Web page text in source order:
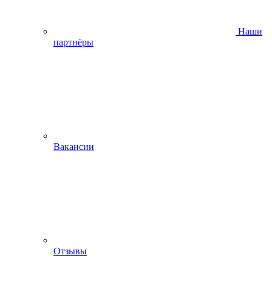
Наши
партнёры
Вакансии
Отзывы